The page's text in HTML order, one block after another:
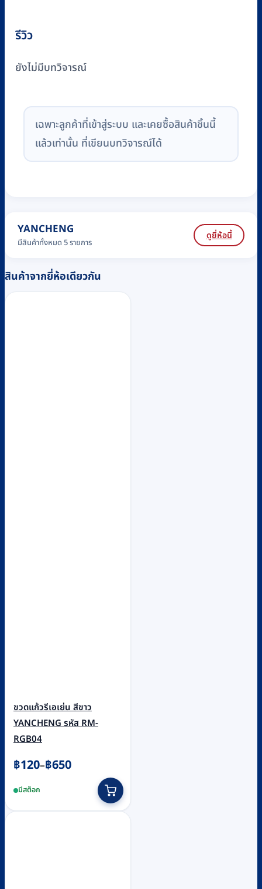
รีวิว
ยังไม่มีบทวิจารณ์
เฉพาะลูกค้าที่เข้าสู่ระบบ และเคยซื้อสินค้าชิ้นนี้
แล้วเท่านั้น ที่เขียนบทวิจารณ์ได้
YANCHENG
มีสินค้าทั้งหมด 5 รายการ
ดูยี่ห้อนี้
สินค้าจากยี่ห้อเดียวกัน
ขวดแก้วรีเอเย่น สีขาว
YANCHENG รหัส RM-
RGB04
฿120–฿650
Price
฿120
through
มีสต็อก
product
has